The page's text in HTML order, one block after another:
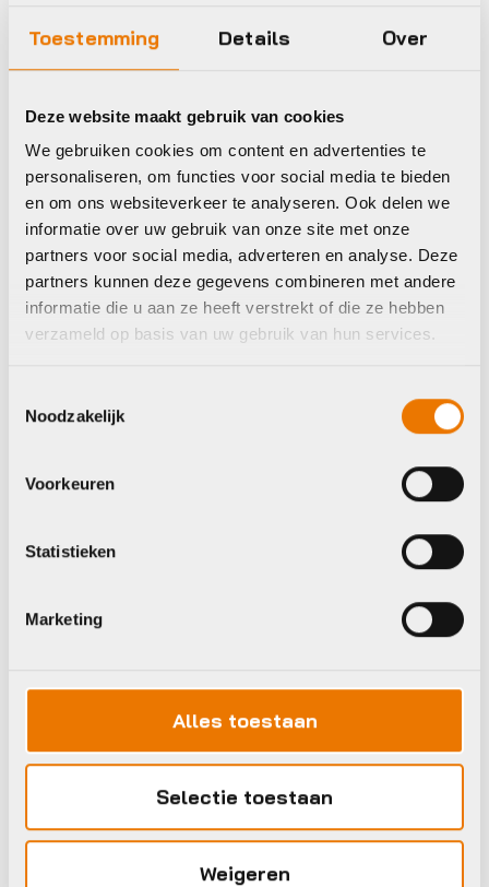
Toestemming Details Over
Deze website maakt gebruik van cookies
We gebruiken cookies om content en advertenties te
personaliseren, om functies voor social media te bieden
en om ons websiteverkeer te analyseren. Ook delen we
informatie over uw gebruik van onze site met onze
partners voor social media, adverteren en analyse. Deze
partners kunnen deze gegevens combineren met andere
informatie die u aan ze heeft verstrekt of die ze hebben
verzameld op basis van uw gebruik van hun services.
Noodzakelijk
Voorkeuren
Statistieken
Marketing
Alles toestaan
Selectie toestaan
Weigeren
Lezyne
Lezyne FEMTO
REAR BLACK
Lezyne
Lezyne FEMTO
FRONT BLACK
Op voorraad in winkel
Verlichting accessoires